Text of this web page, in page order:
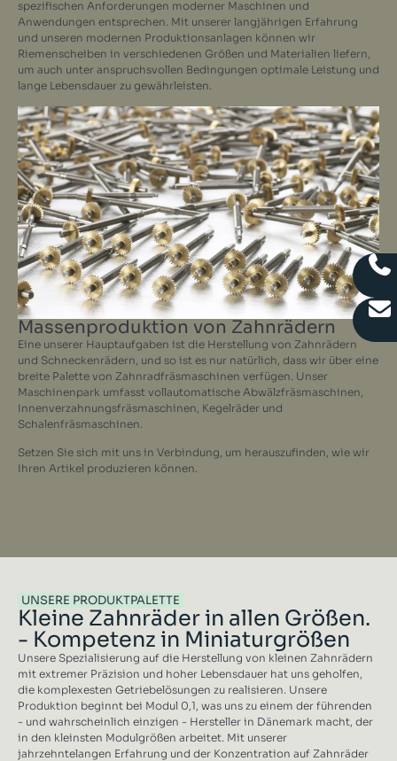
spezifischen Anforderungen moderner Maschinen und
Anwendungen entsprechen. Mit unserer langjährigen Erfahrung
und unseren modernen Produktionsanlagen können wir
Riemenscheiben in verschiedenen Größen und Materialien liefern,
um auch unter anspruchsvollen Bedingungen optimale Leistung und
lange Lebensdauer zu gewährleisten.
Massenproduktion von Zahnrädern
Eine unserer Hauptaufgaben ist die Herstellung von Zahnrädern
und Schneckenrädern, und so ist es nur natürlich, dass wir über eine
breite Palette von Zahnradfräsmaschinen verfügen. Unser
Maschinenpark umfasst vollautomatische Abwälzfräsmaschinen,
Innenverzahnungsfräsmaschinen, Kegelräder und
Schalenfräsmaschinen.
Setzen Sie sich mit uns in Verbindung, um herauszufinden, wie wir
Ihren Artikel produzieren können.
UNSERE PRODUKTPALETTE
Kleine Zahnräder in allen Größen.
- Kompetenz in Miniaturgrößen
Unsere Spezialisierung auf die Herstellung von kleinen Zahnrädern
mit extremer Präzision und hoher Lebensdauer hat uns geholfen,
die komplexesten Getriebelösungen zu realisieren. Unsere
Produktion beginnt bei Modul 0,1, was uns zu einem der führenden
- und wahrscheinlich einzigen - Hersteller in Dänemark macht, der
in den kleinsten Modulgrößen arbeitet. Mit unserer
jahrzehntelangen Erfahrung und der Konzentration auf Zahnräder